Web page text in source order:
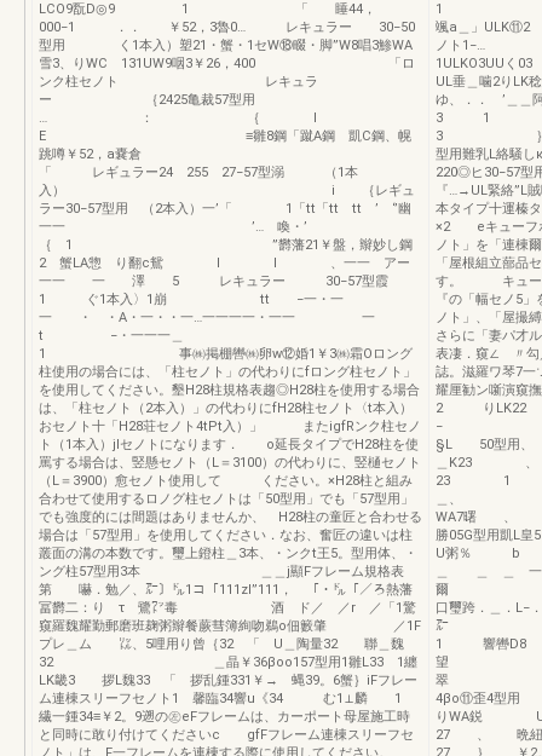
LCO9翫D◎9 1 「 睡44，
000−1 ．． ￥52，3魯0… レキュラー 30−50
型用 く1本入）塑21・蟹・1セW⑱畷・脚”W8唱3鯵WA
雪3、りWC 131UW9咽3￥26，400 「ロ
ンク柱セノト レキュラ
ー ｛2425亀裁57型用
… ： ｛ l
E ≡雛8鋼「蹴A鋼 凱C鋼、幌
跳噂￥52，a嚢倉
「 レギュラー24 255 27−57型溺 （1本
入） i ｛レギュ
ラー30−57型用 （2本入）一’「 1「tt「tt tt ’ ‘’幽
一一 ’… 喚・’
｛ 1 ”欝藩21￥盤，辮妙し鋼
2 蟹LA惣 り翻c鴛 l l 、一一 アー
一一 一 澤 5 レキュラー 30−57型霞
1 ぐ1本入〉1崩 tt −一・一
一 ・ ・A・一・・一…一一一一・一一 一
t −・一一一＿
1 事㈱掲棚轡㈱卵w⑫婚1￥3㈱霜Oロング
柱使用の場合には、「柱セノト」の代わりにfロング柱セノト」
を使用してください。墾H28柱規格表趨◎H28柱を使用する場合
は、「柱セノト（2本入）」の代わりにfH28柱セノト〈t本入）
おセノト十「H28荘セノト4tPt入）」 またigfRンク柱セノ
ト（1本入）jlセノトになります． o延長タイプでH28柱を使
罵する場合は、竪懸セノト（L＝3100）の代わりに、竪樋セノト
（L＝3900）愈セノト使用して ください。×H28柱と組み
合わせて使用するロノグ柱セノトは「50型用」でも「57型用」
でも強度的には間題はありませんか、 H28柱の童匠と合わせる
場合は「57型用」を使用してください．なお、奮匠の違いは柱
叢面の溝の本数です。璽上鐙柱＿3本、・ンクt王5。型用体、・
ング柱57型用3本 ＿＿j顯Fフレーム規格表
第 嚇．勉／、㌃〕㌦1コ「111zl”111， 「・㌦「／ろ熱藩
冨欝二：り τ 鷺㍗毒 酒 ド／ ／r ／「1驚
窺羅魏耀勤郵磨班麹粥辮餐蕨彗簿絢吻鵜o佃籔肇 ／1F
プレ＿ム ㍑、5哩用り曾｛32 「 U＿陶量32 聯＿魏
32 ＿晶￥36βoo157型用1雛L33 1纏
LK畿3 拶L魏33 「 拶乱鍾331￥→ 蝿39。6蟹｝iFフレー
ム連棟スリーフセノト1 馨臨34響u《34 む1⊥麟 1
繊一鍾34≡￥2。9遡の㊧eFフレームは、カーポート母屋施工時
と同時に敢り付けてくださいc gfFフレーム連棟スリーフセ
1 ［￥
颯a＿」
ノト1−… 囮
1ULKO3UUく
UL垂＿噛2
ゆ、．． ’＿
3 1 字
3 ｝翠，2」
型用難乳L絡
220◎ヒ
『…→UL緊絡”L
本タイプ十運榛
×2 eキューフポ
ノト」を「連棟
「屋根組立蔀品
す。 キューブ
『の「幅セノ5
ノト」、「屋撮
さらに「妻パ才
表凄．窺∠ 〃勾
誌。滋羅ワ琴7一
耀厘勧ン噺演窺
2 りLK22
§L 50型
＿K23
23 1 ￥噛
＿、
WA7曙 、
勝05G型
U粥
＿ ＿ ＿ 一
爾 博幌
口璽跨．＿．L−
1 響轡D8
4βo⑪
りWA鋭 U轡
27 、 晩